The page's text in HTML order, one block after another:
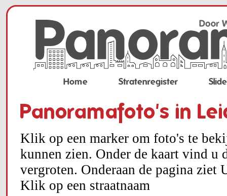
Home Stratenregister
Panoramafoto's in
Klik op een marker om foto's te
kunnen zien. Onder de kaart vind
vergroten. Onderaan de pagina ziet
Klik op een straatnaam